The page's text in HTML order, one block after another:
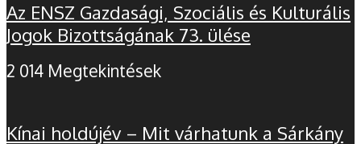
Az ENSZ Gazdasági, Szociális és Kulturális
Jogok Bizottságának 73. ülése
2 014 Megtekintések
Kínai holdújév – Mit várhatunk a Sárkány